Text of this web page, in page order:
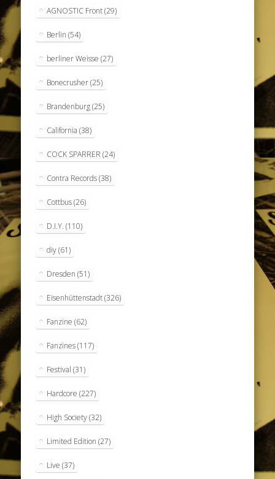
AGNOSTIC Front(29)
Berlin (54)
berliner Weisse (27)
Bonecrusher(25)
Brandenburg(25)
California (38)
COCK SPARRER (24)
Contra Records(38)
Cottbus(26)
D.I.Y. (110)
diy(61)
Dresden (51)
Eisenhüttenstadt(326)
Fanzine (62)
Fanzines(117)
Festival (31)
Hardcore (227)
High Society(32)
Limited Edition (27)
Live (37)